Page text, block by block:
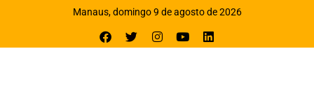
Manaus, domingo 9 de agosto de 2026